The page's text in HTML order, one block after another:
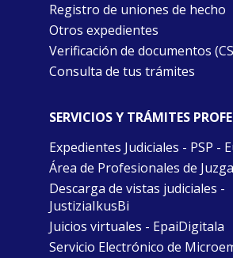
Registro de uniones de hecho
Otros expedientes
Verificación de documentos
Consulta de tus trámites
SERVICIOS Y TRÁMITES
Expedientes Judiciales - PSP -
Área de Profesionales de
Descarga de vistas judiciales -
JustiziaIkusBi
Juicios virtuales - EpaiDigitala
Servicio Electrónico de